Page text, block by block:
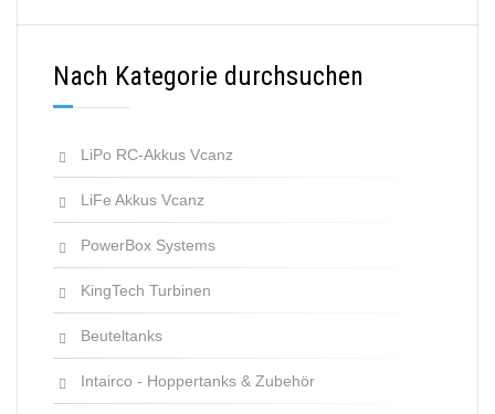
Nach Kategorie durchsuchen
LiPo RC-Akkus Vcanz
LiFe Akkus Vcanz
PowerBox Systems
KingTech Turbinen
Beuteltanks
Intairco - Hoppertanks & Zubehör